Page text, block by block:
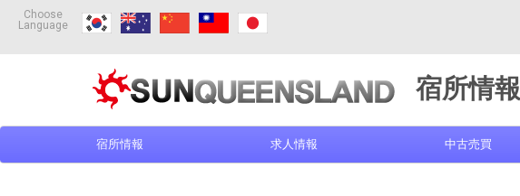
Choose
Language
宿所情報
宿所情報 求人情報 中古売買